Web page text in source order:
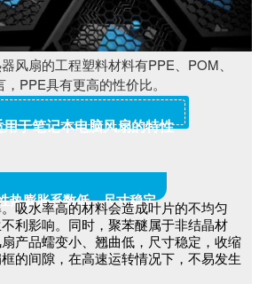
风扇的工程塑料材料有PPE、POM、
PPE具有更高的性价比。
用于笔记本电脑风扇的特性
热膨胀系数低，尺寸稳定
吸水率高的材料会造成叶片的不均匀
利影响。同时，聚苯醚属于非结晶材
产品蠕变小、翘曲低，尺寸稳定，收缩
的间隙，在高速运转情况下，不易发生